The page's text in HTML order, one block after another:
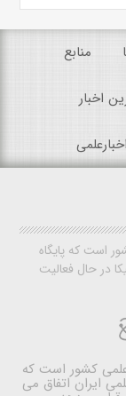
منابع
اخبار
است که پایگاه
در حال فعالیت
کشور است که
ایران اتفاق می